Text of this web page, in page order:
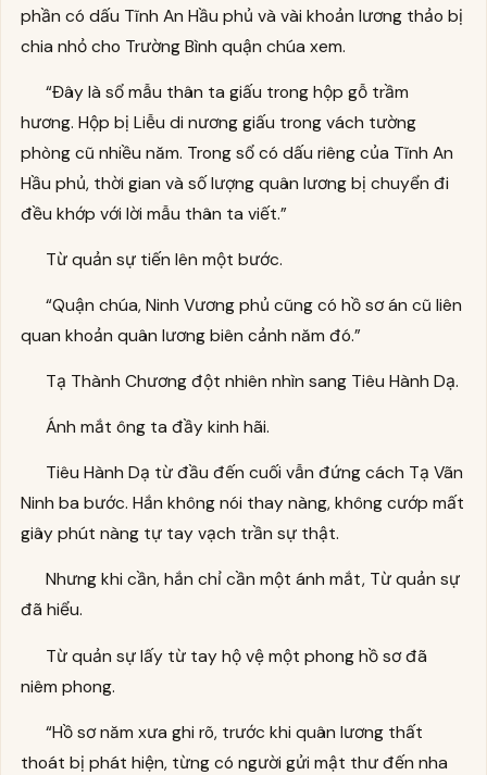
phần có dấu Tĩnh An Hầu phủ và vài khoản lương thảo bị
chia nhỏ cho Trường Bình quận chúa xem.
“Đây là sổ mẫu thân ta giấu trong hộp gỗ trầm
hương. Hộp bị Liễu di nương giấu trong vách tường
phòng cũ nhiều năm. Trong sổ có dấu riêng của Tĩnh An
Hầu phủ, thời gian và số lượng quân lương bị chuyển đi
đều khớp với lời mẫu thân ta viết.”
Từ quản sự tiến lên một bước.
“Quận chúa, Ninh Vương phủ cũng có hồ sơ án cũ liên
quan khoản quân lương biên cảnh năm đó.”
Tạ Thành Chương đột nhiên nhìn sang Tiêu Hành Dạ.
Ánh mắt ông ta đầy kinh hãi.
Tiêu Hành Dạ từ đầu đến cuối vẫn đứng cách Tạ Vãn
Ninh ba bước. Hắn không nói thay nàng, không cướp mất
giây phút nàng tự tay vạch trần sự thật.
Nhưng khi cần, hắn chỉ cần một ánh mắt, Từ quản sự
đã hiểu.
Từ quản sự lấy từ tay hộ vệ một phong hồ sơ đã
niêm phong.
“Hồ sơ năm xưa ghi rõ, trước khi quân lương thất
thoát bị phát hiện, từng có người gửi mật thư đến nha